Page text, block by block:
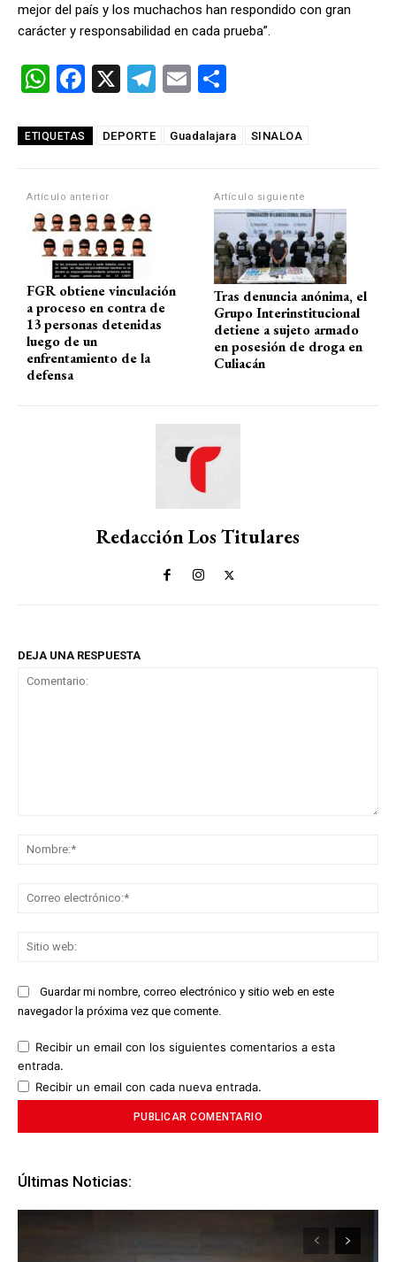
mejor del país y los muchachos han respondido con gran
carácter y responsabilidad en cada prueba”.
W
at
A
p
p
F
ce
o
o
k
X
T
E
ail m
ar
tir
ETIQUETAS DEPORTE Guadalajara SINALOA
Artículo anterior
FGR obtiene vinculación
a proceso en contra de
13 personas detenidas
luego de un
enfrentamiento de la
defensa
Artículo siguiente
Tras denuncia anónima, el
Grupo Interinstitucional
detiene a sujeto armado
en posesión de droga en
Culiacán
Redacción Los Titulares
DEJA UNA RESPUESTA
Guardar mi nombre, correo electrónico y sitio web en este
navegador la próxima vez que comente.
Recibir un email con los siguientes comentarios a esta
entrada.
Recibir un email con cada nueva entrada.
Últimas Noticias: